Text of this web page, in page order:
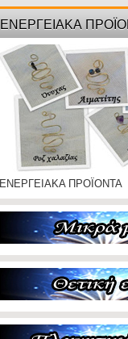
ΕΝΕΡΓΕΙΑΚΑ
ΕΝΕΡΓΕΙΑΚΑ ΠΡΟΪΟΝΤΑ